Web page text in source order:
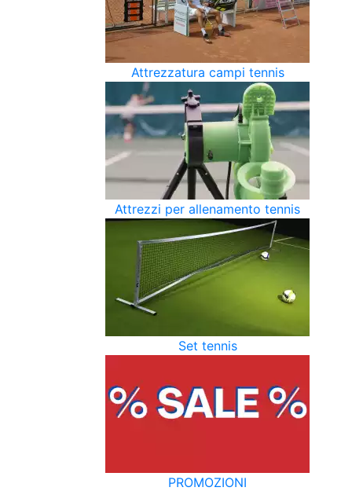
Attrezzatura campi tennis
Attrezzi per allenamento tennis
Set tennis
PROMOZIONI